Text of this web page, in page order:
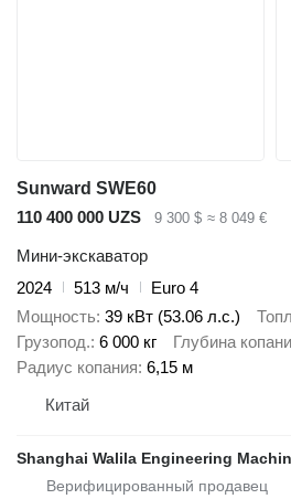
Sunward SWE60
110 400 000 UZS
9 300 $ ≈ 8 049 €
Мини-экскаватор
2024
513 м/ч
Euro 4
Мощность 39 кВт (53.06 л.с.)
Грузопод. 6 000 кг Глубина
Радиус копания 6,15 м
Китай
Shanghai Walila Engineering